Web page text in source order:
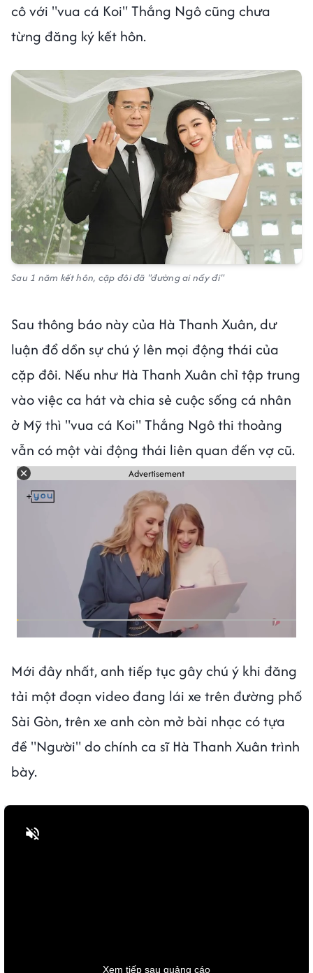
cô với "vua cá Koi" Thắng Ngô cũng chưa
từng đăng ký kết hôn.
Sau 1 năm kết hôn, cặp đôi đã "đường ai nấy đi"
Sau thông báo này của Hà Thanh Xuân, dư
luận đổ dồn sự chú ý lên mọi động thái của
cặp đôi. Nếu như Hà Thanh Xuân chỉ tập trung
vào việc ca hát và chia sẻ cuộc sống cá nhân
ở Mỹ thì "vua cá Koi" Thắng Ngô thi thoảng
vẫn có một vài động thái liên quan đến vợ cũ.
Advertisement
Mới đây nhất, anh tiếp tục gây chú ý khi đăng
tải một đoạn video đang lái xe trên đường phố
Sài Gòn, trên xe anh còn mở bài nhạc có tựa
đề "Người" do chính ca sĩ Hà Thanh Xuân trình
bày.